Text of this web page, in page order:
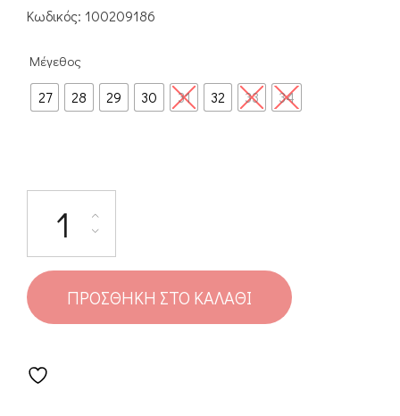
Κωδικός: 100209186
Μέγεθος
27 28 29 30 31 32 33 34
ΠΡΟΣΘΉΚΗ ΣΤΟ ΚΑΛΆΘΙ